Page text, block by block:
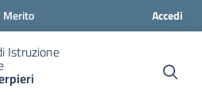
Merito Accedi
Istruzione